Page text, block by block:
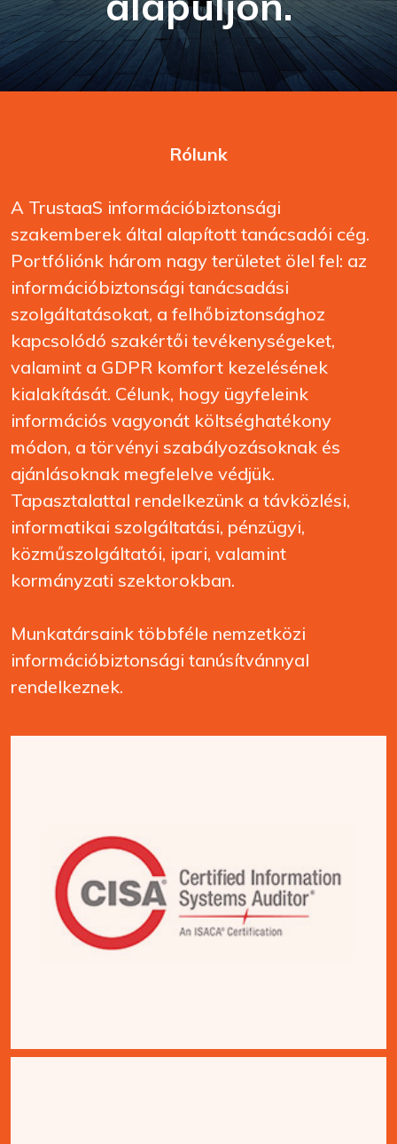
Rólunk
A TrustaaS információbiztonsági
szakemberek által alapított tanácsadói cég.
Portfóliónk három nagy területet ölel fel: az
információbiztonsági tanácsadási
szolgáltatásokat, a felhőbiztonsághoz
kapcsolódó szakértői tevékenységeket,
valamint a GDPR komfort kezelésének
kialakítását. Célunk, hogy ügyfeleink
információs vagyonát költséghatékony
módon, a törvényi szabályozásoknak és
ajánlásoknak megfelelve védjük.
Tapasztalattal rendelkezünk a távközlési,
informatikai szolgáltatási, pénzügyi,
közműszolgáltatói, ipari, valamint
kormányzati szektorokban.
Munkatársaink többféle nemzetközi
információbiztonsági tanúsítvánnyal
rendelkeznek.